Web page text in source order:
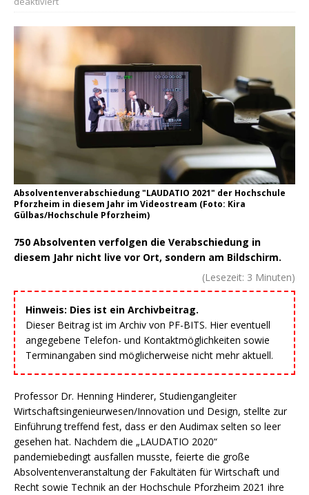
Absolventenverabschiedung "LAUDATIO 2021" der Hochschule
Pforzheim in diesem Jahr im Videostream (Foto: Kira
Gülbas/Hochschule Pforzheim)
750 Absolventen verfolgen die Verabschiedung in
diesem Jahr nicht live vor Ort, sondern am Bildschirm.
(Lesezeit: 3 Minuten)
Hinweis: Dies ist ein Archivbeitrag.
Dieser Beitrag ist im Archiv von PF-BITS. Hier eventuell
angegebene Telefon- und Kontaktmöglichkeiten sowie
Terminangaben sind möglicherweise nicht mehr aktuell.
Professor Dr. Henning Hinderer, Studiengangleiter
Wirtschaftsingenieurwesen/Innovation und Design, stellte zur
Einführung treffend fest, dass er den Audimax selten so leer
gesehen hat. Nachdem die „LAUDATIO 2020“
pandemiebedingt ausfallen musste, feierte die große
Absolventenveranstaltung der Fakultäten für Wirtschaft und
Recht sowie Technik an der Hochschule Pforzheim 2021 ihre